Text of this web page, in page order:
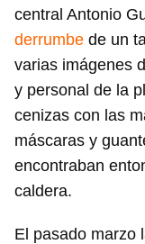
central Antonio
derrumbe de un
varias imágenes
y personal de la
cenizas con las
máscaras y
encontraban
caldera.
El pasado marzo